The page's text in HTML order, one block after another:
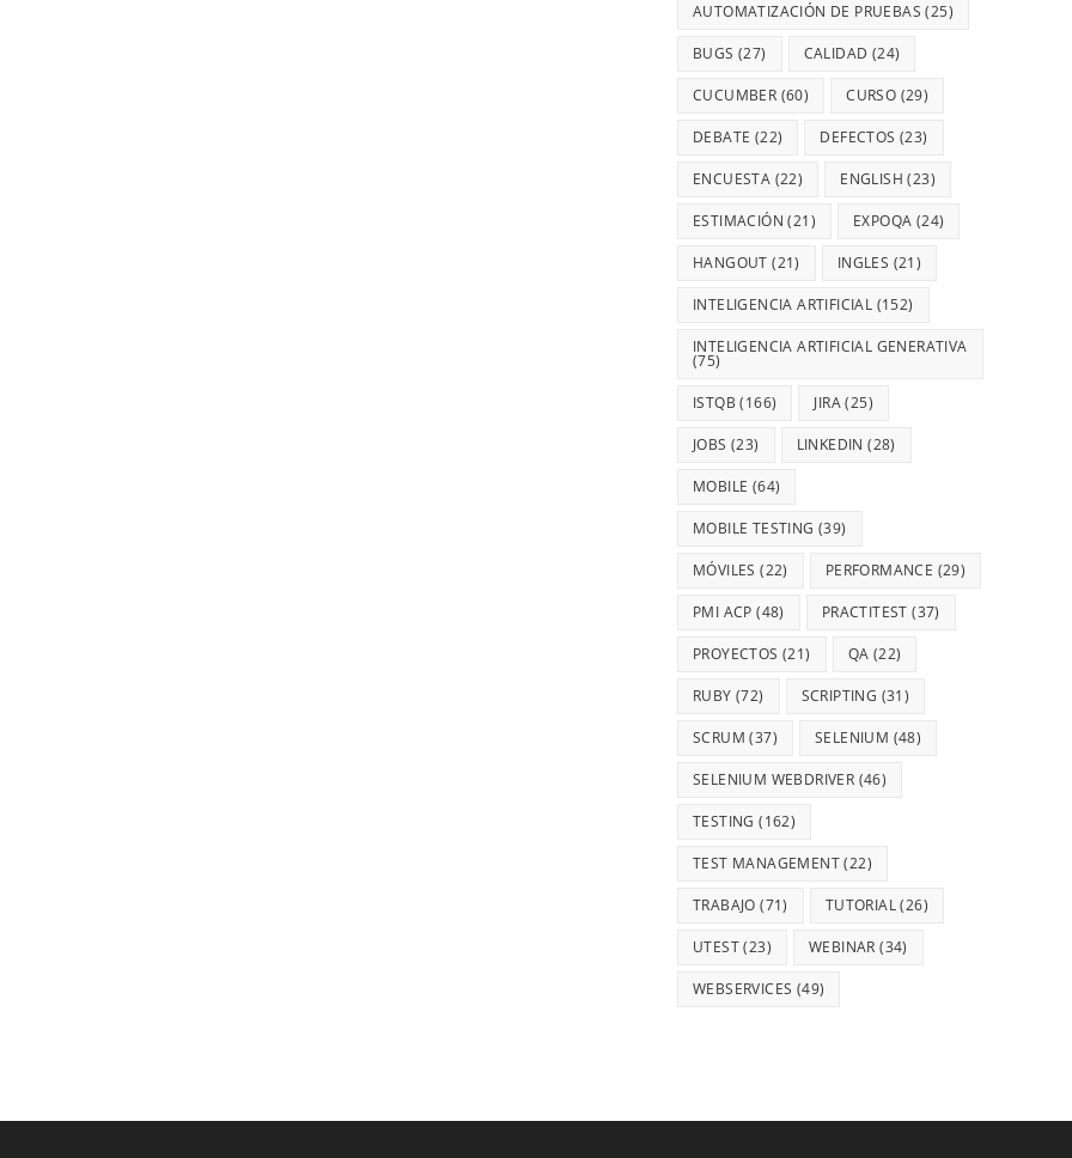
AUTOMATIZACIÓN DE PRUEBAS (25)
BUGS (27) CALIDAD (24)
CUCUMBER (60) CURSO (29)
DEBATE (22) DEFECTOS (23)
ENCUESTA (22) ENGLISH (23)
ESTIMACIÓN (21) EXPOQA (24)
HANGOUT (21) INGLES (21)
INTELIGENCIA ARTIFICIAL (152)
INTELIGENCIA ARTIFICIAL GENERATIVA
(75)
ISTQB (166) JIRA(25)
JOBS (23) LINKEDIN (28)
MOBILE (64)
MOBILE TESTING (39)
MÓVILES (22) PERFORMANCE (29)
PMI ACP (48) PRACTITEST (37)
PROYECTOS (21) QA (22)
RUBY (72) SCRIPTING (31)
SCRUM (37) SELENIUM (48)
SELENIUM WEBDRIVER (46)
TESTING (162)
TEST MANAGEMENT(22)
TRABAJO (71) TUTORIAL(26)
UTEST(23) WEBINAR (34)
WEBSERVICES (49)